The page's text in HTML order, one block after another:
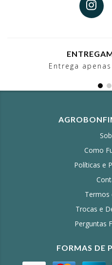
Entrega
Como
Políticas e
Termos
Trocas e
Perguntas
FORMAS DE